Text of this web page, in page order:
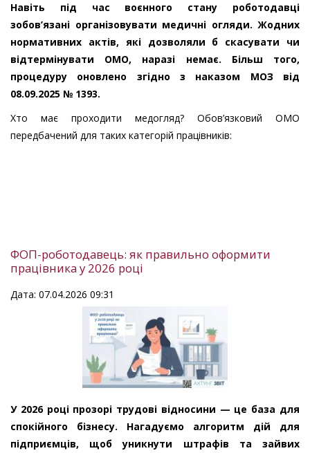
Навіть під час воєнного стану роботодавці
зобов’язані організовувати медичні огляди. Жодних
нормативних актів, які дозволяли б скасувати чи
відтермінувати ОМО, наразі немає. Більш того,
процедуру оновлено згідно з наказом МОЗ від
08.09.2025 № 1393.
Хто має проходити медогляд? Обов’язковий ОМО
передбачений для таких категорій працівників:
ФОП-роботодавець: як правильно оформити
працівника у 2026 році
Дата: 07.04.2026 09:31
У 2026 році прозорі трудові відносини — це база для
спокійного бізнесу. Нагадуємо алгоритм дій для
підприємців, щоб уникнути штрафів та зайвих